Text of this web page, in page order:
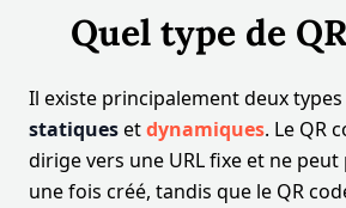
Quel type de
Il existe principalement deux types
statiquesetdynamiques. Le QR
dirige vers une URL fixe et ne
une fois créé, tandis que le QR